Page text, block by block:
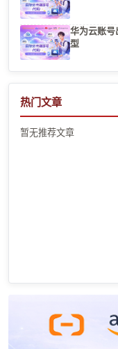
华为云账号
型
热门文章
暂无推荐文章